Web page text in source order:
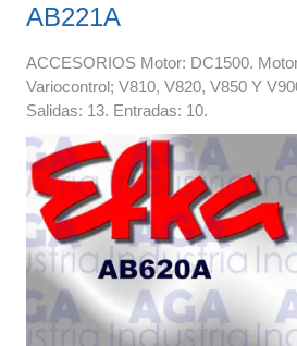
AB221A
ACCESORIOS Motor: DC1500.
Variocontrol; V810, V820, V850 Y
Salidas: 13. Entradas: 10.